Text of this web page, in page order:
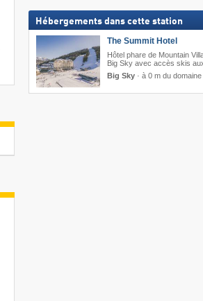
Hébergements dans cette station
The Summit Hotel
Hôtel phare de Mountain
Big Sky avec accès skis
Big Sky· à 0 m du